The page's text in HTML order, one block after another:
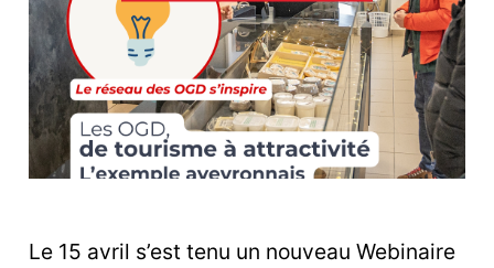
Le 15 avril s’est tenu un nouveau Webinaire